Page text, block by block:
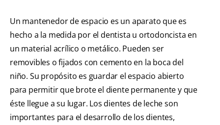
Un mantenedor de espacio es un aparato que es
hecho a la medida por el dentista u ortodoncista en
un material acrílico o metálico. Pueden ser
removibles o fijados con cemento en la boca del
niño. Su propósito es guardar el espacio abierto
para permitir que brote el diente permanente y que
éste llegue a su lugar. Los dientes de leche son
importantes para el desarrollo de los dientes,